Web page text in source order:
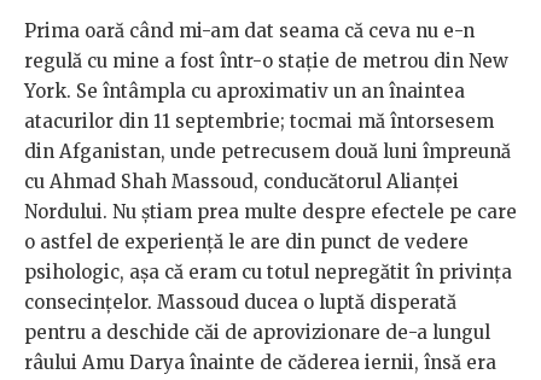
Prima oară când mi-am dat seama că ceva nu e-n
regulă cu mine a fost într-o stație de metrou din New
York. Se întâmpla cu aproximativ un an înaintea
atacurilor din 11 septembrie; tocmai mă întorsesem
din Afganistan, unde petrecusem două luni împreună
cu Ahmad Shah Massoud, conducătorul Alianței
Nordului. Nu știam prea multe despre efectele pe care
o astfel de experiență le are din punct de vedere
psihologic, așa că eram cu totul nepregătit în privința
consecințelor. Massoud ducea o luptă disperată
pentru a deschide căi de aprovizionare de-a lungul
râului Amu Darya înainte de căderea iernii, însă era